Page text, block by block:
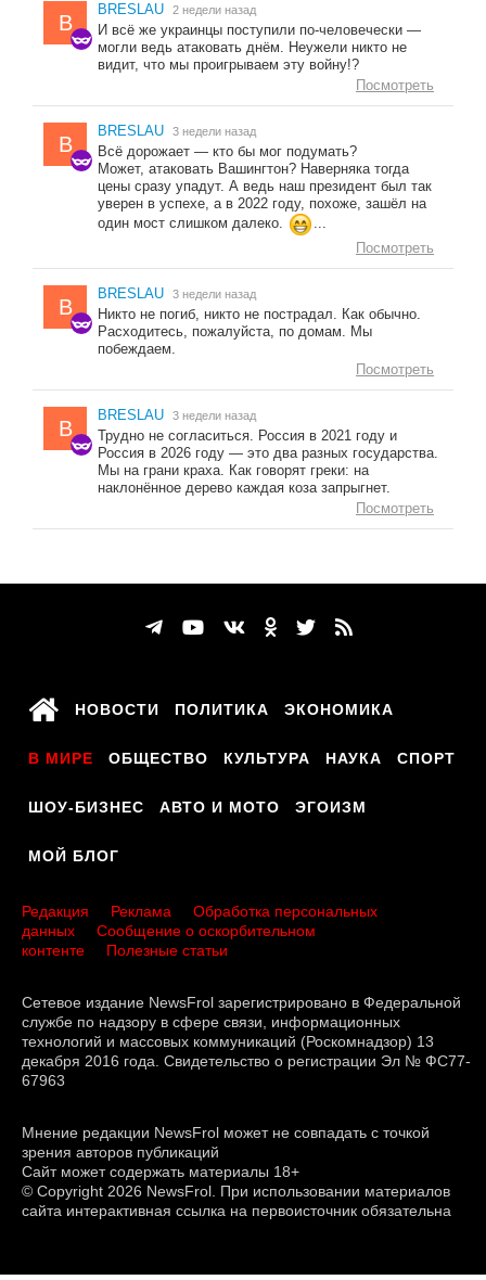
B
BRESLAU 2 недели назад
И всё же украинцы поступили по-человечески —
могли ведь атаковать днём. Неужели никто не
видит, что мы проигрываем эту войну!?
Посмотреть
B
BRESLAU 3 недели назад
Всё дорожает — кто бы мог подумать?
Может, атаковать Вашингтон? Наверняка тогда
цены сразу упадут. А ведь наш президент был так
уверен в успехе, а в 2022 году, похоже, зашёл на
один мост слишком далеко.
...
Посмотреть
B
BRESLAU 3 недели назад
Никто не погиб, никто не пострадал. Как обычно.
Расходитесь, пожалуйста, по домам. Мы
побеждаем.
Посмотреть
B
BRESLAU 3 недели назад
Трудно не согласиться. Россия в 2021 году и
Россия в 2026 году — это два разных государства.
Мы на грани краха. Как говорят греки: на
наклонённое дерево каждая коза запрыгнет.
Посмотреть
НОВОСТИ ПОЛИТИКА ЭКОНОМИКА
В МИРЕ ОБЩЕСТВО КУЛЬТУРА НАУКА СПОРТ
ШОУ-БИЗНЕС АВТО И МОТО ЭГОИЗМ
МОЙ БЛОГ
Редакция Реклама
Обработка персональных
данных
Сообщение о оскорбительном
контенте
Полезные статьи
Сетевое издание NewsFrol зарегистрировано в Федеральной
службе по надзору в сфере связи, информационных
технологий и массовых коммуникаций (Роскомнадзор) 13
декабря 2016 года. Свидетельство о регистрации Эл № ФС77-
67963
Мнение редакции NewsFrol может не совпадать с точкой
зрения авторов публикаций
Сайт может содержать материалы 18+
© Copyright 2026 NewsFrol. При использовании материалов
сайта интерактивная ссылка на первоисточник обязательна